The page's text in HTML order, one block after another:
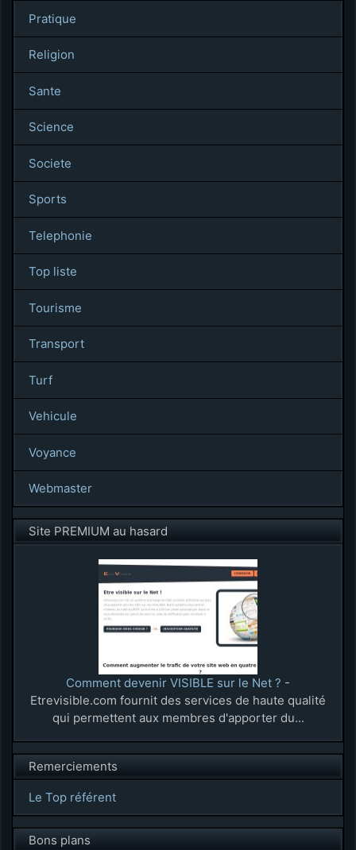
Pratique
Religion
Sante
Science
Societe
Sports
Telephonie
Top liste
Tourisme
Transport
Turf
Vehicule
Voyance
Webmaster
Site PREMIUM au hasard
Comment devenir VISIBLE sur le Net ? -
Etrevisible.com fournit des services de haute qualité
qui permettent aux membres d'apporter du...
Remerciements
Le Top référent
Bons plans